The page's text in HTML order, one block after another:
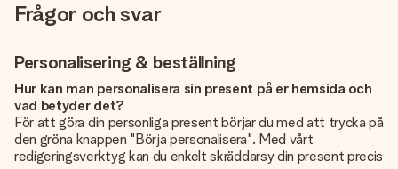
Frågor och svar
Personalisering & beställning
Hur kan man personalisera sin present på er hemsida och
vad betyder det?
För att göra din personliga present börjar du med att trycka på
den gröna knappen "Börja personalisera". Med vårt
redigeringsverktyg kan du enkelt skräddarsy din present precis